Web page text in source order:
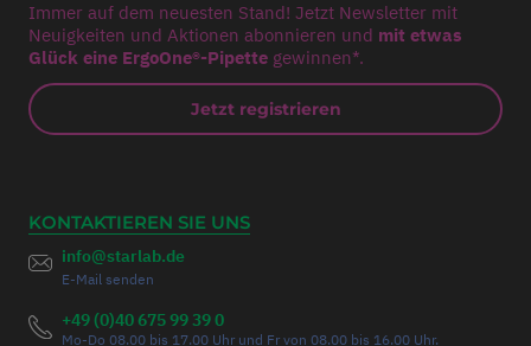
Immer auf dem neuesten Stand! Jetzt Newsletter mit
Neuigkeiten und Aktionen abonnieren und mit etwas
Glück eine ErgoOne®-Pipette gewinnen*.
Jetzt registrieren
KONTAKTIEREN SIE UNS
info@starlab.de
E-Mail senden
+49 (0)40 675 99 39 0
Mo-Do 08.00 bis 17.00 Uhr und Fr von 08.00 bis 16.00 Uhr.